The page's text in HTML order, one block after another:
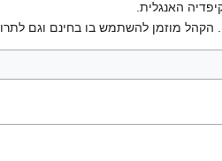
הקהל מוזמן להשתמש בו בחינם וגם